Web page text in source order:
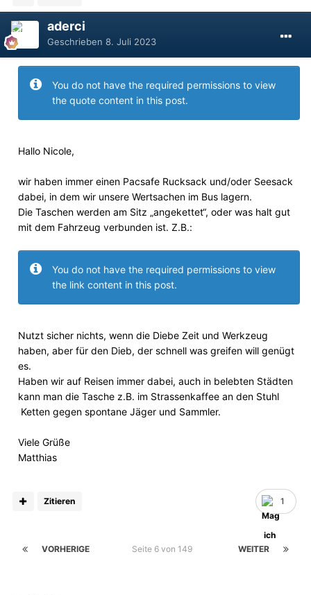
aderci
Geschrieben 8. Juli 2023
You do not have the required permissions to view
the quote content in this post.
Hallo Nicole,
wir haben immer einen Pacsafe Rucksack und/oder Seesack
dabei, in dem wir unsere Wertsachen im Bus lagern.
Die Taschen werden am Sitz „angekettet“, oder was halt gut
mit dem Fahrzeug verbunden ist. Z.B.:
You do not have the required permissions to view
the link content in this post.
Nutzt sicher nichts, wenn die Diebe Zeit und Werkzeug
haben, aber für den Dieb, der schnell was greifen will genügt
es.
Haben wir auf Reisen immer dabei, auch in belebten Städten
kann man die Tasche z.B. im Strassenkaffee an den Stuhl
Ketten gegen spontane Jäger und Sammler.
Viele Grüße
Matthias
1
Zitieren
VORHERIGE WEITER
Seite 6 von 149